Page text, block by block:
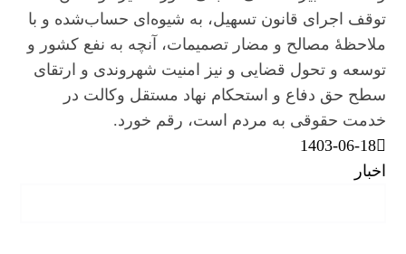
توقف اجرای قانون تسهیل، به شیوه‌ای حساب‌شده و با
ملاحظۀ مصالح و مضار تصمیمات، آنچه به نفع کشور و
توسعه و تحول قضایی و نیز امنیت شهروندی و ارتقای
سطح حق دفاع و استحکام نهاد مستقل وکالت در
خدمت حقوقی به مردم است، رقم خورد.
1403-06-18
اخبار